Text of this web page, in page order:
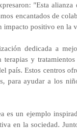
"Esta
encantados de
impacto positivo en la
dedicada a
terapias y
país. Estos centros
para ayudar a los
es un ejemplo
en la sociedad.